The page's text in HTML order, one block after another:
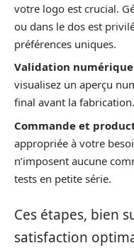
votre logo est crucial.
ou dans le dos est
préférences uniques.
Validation
visualisez un aperçu
final avant la fabrication.
Commande et
appropriée à votre
n’imposent aucune
tests en petite série.
Ces étapes, bien
satisfaction